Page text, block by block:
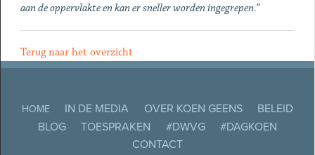
aan de oppervlakte en kan er sneller worden ingegrepen.”
Terug naar het overzicht
HOME IN DE MEDIA OVER KOEN GEENS
BELEID
BLOG
TOESPRAKEN #DWVG
#DAGKOEN
CONTACT